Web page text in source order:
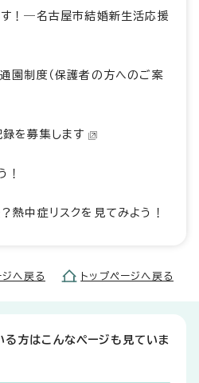
！―名古屋市結婚新生活応援
園制度（保護者の方へのご案
を募集します
！
熱中症リスクを見てみよう！
へ戻る トップページへ戻る
る方はこんなページも見ていま